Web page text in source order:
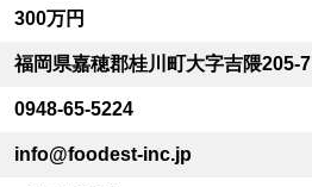
300万円
福岡県嘉穂郡桂川町大字吉隈205-7
0948-65-5224
info@foodest-inc.jp